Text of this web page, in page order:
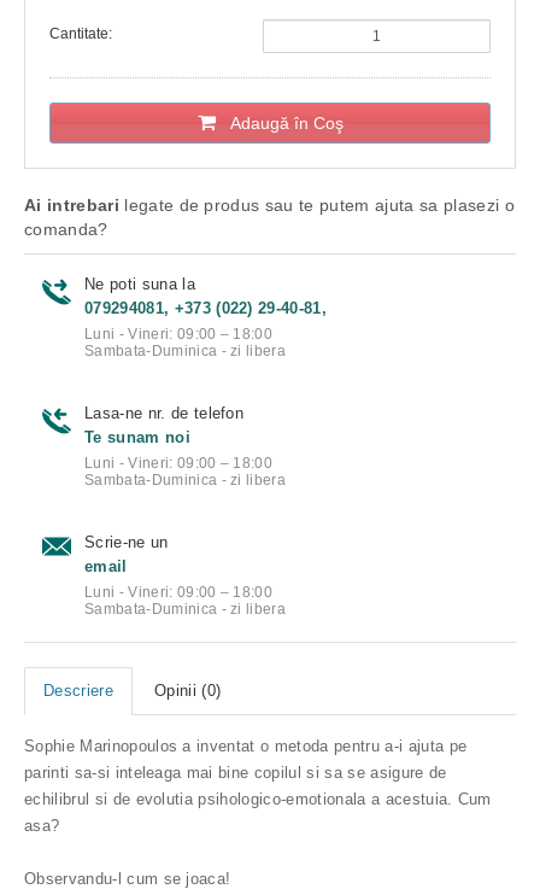
Cantitate:
Adaugă în Coş
Ai intrebari legate de produs sau te putem ajuta sa plasezi o
comanda?
Ne poti suna la
079294081, +373 (022) 29-40-81,
Luni - Vineri: 09:00 – 18:00
Sambata-Duminica - zi libera
Lasa-ne nr. de telefon
Te sunam noi
Luni - Vineri: 09:00 – 18:00
Sambata-Duminica - zi libera
Scrie-ne un
email
Luni - Vineri: 09:00 – 18:00
Sambata-Duminica - zi libera
Descriere Opinii (0)
Sophie Marinopoulos a inventat o metoda pentru a-i ajuta pe
parinti sa-si inteleaga mai bine copilul si sa se asigure de
echilibrul si de evolutia psihologico-emotionala a acestuia. Cum
asa?
Observandu-l cum se joaca!